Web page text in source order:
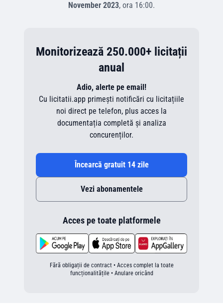
November 2023, ora 16:00.
Monitorizează 250.000+ licitații
anual
Adio, alerte pe email!
Cu licitatii.app primești notificări cu licitațiile
noi direct pe telefon, plus acces la
documentația completă și analiza
concurenților.
Încearcă gratuit 14 zile
Vezi abonamentele
Acces pe toate platformele
Fără obligații de contract • Acces complet la toate
funcționalitățile • Anulare oricând